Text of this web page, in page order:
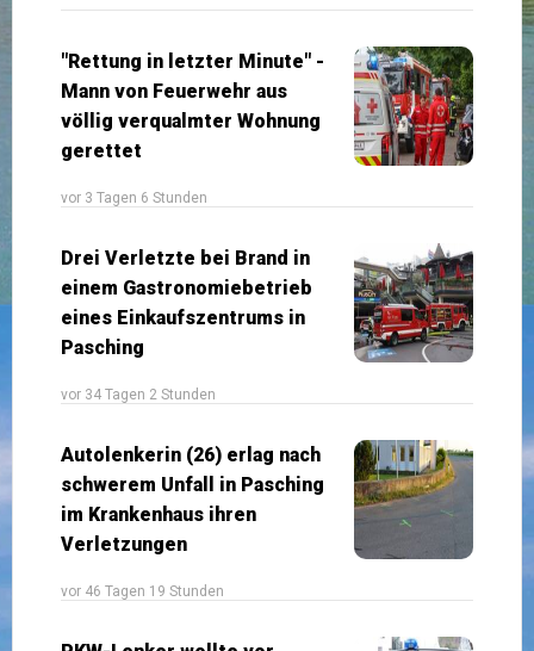
"Rettung in letzter Minute" -
Mann von Feuerwehr aus
völlig verqualmter Wohnung
gerettet
vor 3 Tagen 6 Stunden
Drei Verletzte bei Brand in
einem Gastronomiebetrieb
eines Einkaufszentrums in
Pasching
vor 34 Tagen 2 Stunden
Autolenkerin (26) erlag nach
schwerem Unfall in Pasching
im Krankenhaus ihren
Verletzungen
vor 46 Tagen 19 Stunden